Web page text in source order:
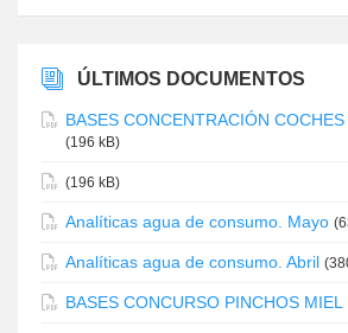
ÚLTIMOS DOCUMENTOS
BASES CONCENTRACIÓN
(196 kB)
(196 kB)
Analíticas agua de consumo. Mayo
Analíticas agua de consumo. Abril
BASES CONCURSO PINCHOS MIEL